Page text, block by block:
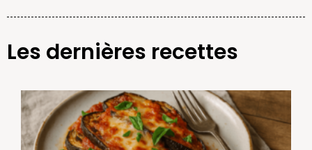
Les dernières recettes